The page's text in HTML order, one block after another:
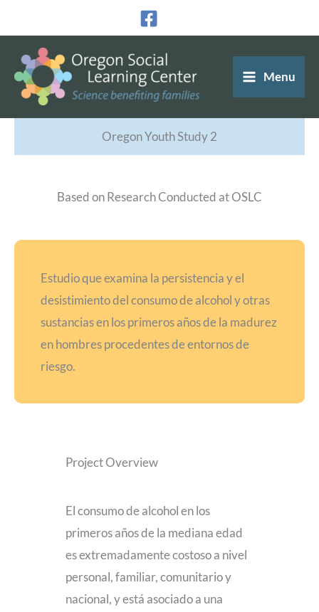
contenido
Menu
Oregon Youth Study 2
Based on Research Conducted at OSLC
Estudio que examina la persistencia y el
desistimiento del consumo de alcohol y otras
sustancias en los primeros años de la madurez
en hombres procedentes de entornos de
riesgo.
Project Overview
El consumo de alcohol en los
primeros años de la mediana edad
es extremadamente costoso a nivel
personal, familiar, comunitario y
nacional, y está asociado a una